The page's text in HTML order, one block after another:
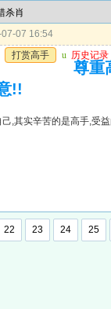
杀肖
07 16:54
打赏高手 u 历史记录
尊重
!!
,其实辛苦的是高手,受
22 23 24 25